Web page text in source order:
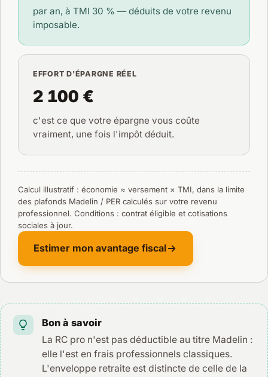
par an, à TMI 30 % — déduits de votre revenu
imposable.
EFFORT D'ÉPARGNE RÉEL
2 100 €
c'est ce que votre épargne vous coûte
vraiment, une fois l'impôt déduit.
Calcul illustratif : économie ≈ versement × TMI, dans la limite
des plafonds Madelin / PER calculés sur votre revenu
professionnel. Conditions : contrat éligible et cotisations
sociales à jour.
Estimer mon avantage fiscal
Bon à savoir
La RC pro n'est pas déductible au titre Madelin :
elle l'est en frais professionnels classiques.
L'enveloppe retraite est distincte de celle de la